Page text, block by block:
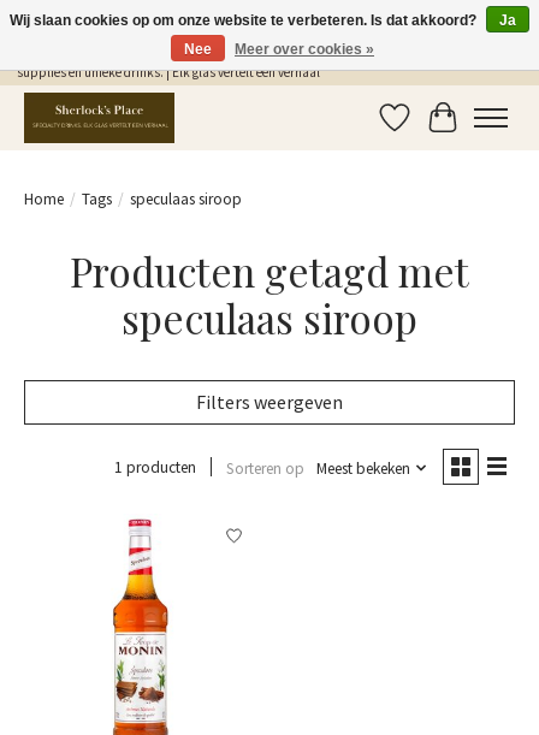
Gratis Verzending in NL vanaf €75,- | Sherlocks Place: dé plek voor MONIN siropen, bar
supplies en unieke drinks. | Elk glas vertelt een verhaal
Verlanglijst
Home / Tags / speculaas siroop
Producten getagd met
speculaas siroop
Filters weergeven
1 producten Sorteren op Meest bekeken
Wij slaan cookies op om onze website te verbeteren. Is dat akkoord?
Ja
Nee
Meer over cookies »